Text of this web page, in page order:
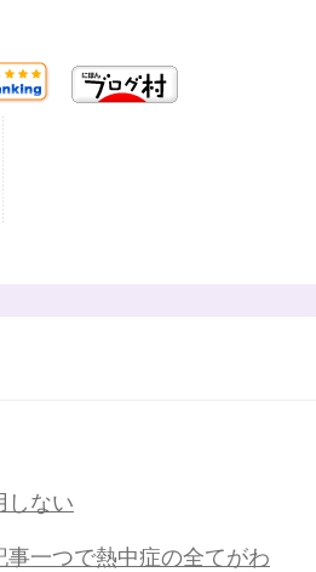
しない
事一つで熱中症の全てがわ